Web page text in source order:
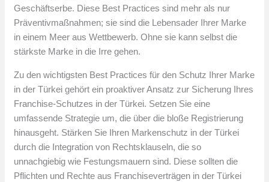
Geschäftserbe. Diese Best Practices sind mehr als nur
Präventivmaßnahmen; sie sind die Lebensader Ihrer Marke
in einem Meer aus Wettbewerb. Ohne sie kann selbst die
stärkste Marke in die Irre gehen.
Zu den wichtigsten Best Practices für den Schutz Ihrer Marke
in der Türkei gehört ein proaktiver Ansatz zur Sicherung Ihres
Franchise-Schutzes in der Türkei. Setzen Sie eine
umfassende Strategie um, die über die bloße Registrierung
hinausgeht. Stärken Sie Ihren Markenschutz in der Türkei
durch die Integration von Rechtsklauseln, die so
unnachgiebig wie Festungsmauern sind. Diese sollten die
Pflichten und Rechte aus Franchiseverträgen in der Türkei